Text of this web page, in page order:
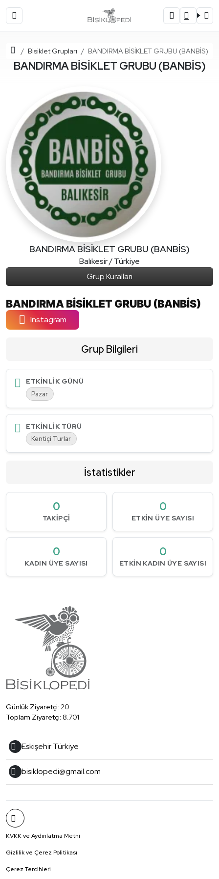
Ana SayfaBisiklet Grupları BANDIRMA BİSİKLET GRUBU (BANBİS)
BANDIRMA BİSİKLET GRUBU (BANBİS)
BANDIRMA BİSİKLET GRUBU (BANBİS)
Balıkesir / Türkiye
Grup Kuralları
BANDIRMA BİSİKLET GRUBU (BANBİS)
Instagram
Grup Bilgileri
ETKINLIK GÜNÜ
Pazar
ETKINLIK TÜRÜ
Kentiçi Turlar
İstatistikler
0
TAKIPÇI
0
ETKIN ÜYE SAYISI
0
KADIN ÜYE SAYISI
0
ETKIN KADIN ÜYE SAYISI
Günlük Ziyaretçi: 20
Toplam Ziyaretçi: 8.701
Eskişehir Türkiye
bisiklopedi@gmail.com
KVKK ve Aydınlatma Metni
Gizlilik ve Çerez Politikası
Çerez Tercihleri